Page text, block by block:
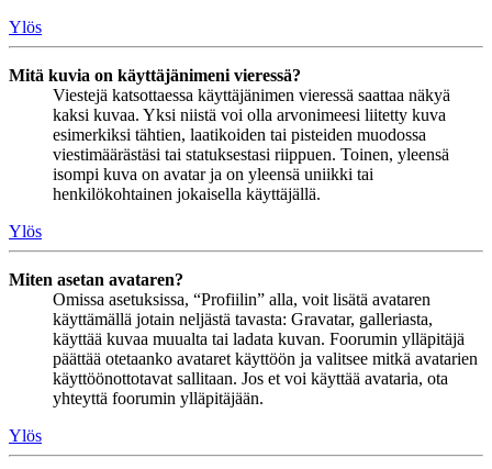
Ylös
Mitä kuvia on käyttäjänimeni vieressä?
Viestejä katsottaessa käyttäjänimen vieressä saattaa näkyä
kaksi kuvaa. Yksi niistä voi olla arvonimeesi liitetty kuva
esimerkiksi tähtien, laatikoiden tai pisteiden muodossa
viestimäärästäsi tai statuksestasi riippuen. Toinen, yleensä
isompi kuva on avatar ja on yleensä uniikki tai
henkilökohtainen jokaisella käyttäjällä.
Ylös
Miten asetan avataren?
Omissa asetuksissa, “Profiilin” alla, voit lisätä avataren
käyttämällä jotain neljästä tavasta: Gravatar, galleriasta,
käyttää kuvaa muualta tai ladata kuvan. Foorumin ylläpitäjä
päättää otetaanko avataret käyttöön ja valitsee mitkä avatarien
käyttöönottotavat sallitaan. Jos et voi käyttää avataria, ota
yhteyttä foorumin ylläpitäjään.
Ylös